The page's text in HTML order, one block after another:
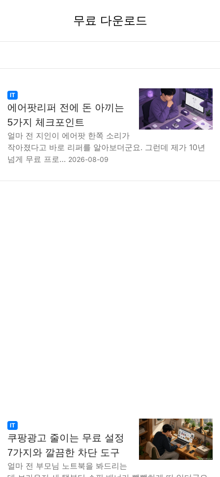
무료 다운로드
IT
에어팟리퍼 전에 돈 아끼는
5가지 체크포인트
얼마 전 지인이 에어팟 한쪽 소리가
작아졌다고 바로 리퍼를 알아보더군요. 그런데 제가 10년
넘게 무료 프로… 2026-08-09
IT
쿠팡광고 줄이는 무료 설정
7가지와 깔끔한 차단 도구
얼마 전 부모님 노트북을 봐드리는